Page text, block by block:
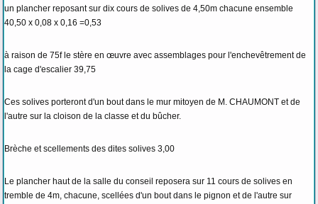
un plancher reposant sur dix cours de solives de 4,50m chacune ensemble
40,50 x 0,08 x 0,16 =0,53
à raison de 75f le stère en œuvre avec assemblages pour l'enchevêtrement de
la cage d'escalier 39,75
Ces solives porteront d'un bout dans le mur mitoyen de M. CHAUMONT et de
l'autre sur la cloison de la classe et du bûcher.
Brèche et scellements des dites solives 3,00
Le plancher haut de la salle du conseil reposera sur 11 cours de solives en
tremble de 4m, chacune, scellées d'un bout dans le pignon et de l'autre sur